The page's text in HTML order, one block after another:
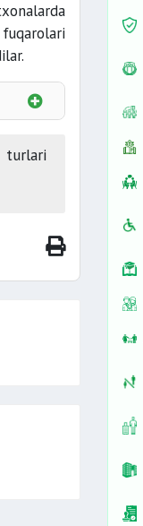
turlari